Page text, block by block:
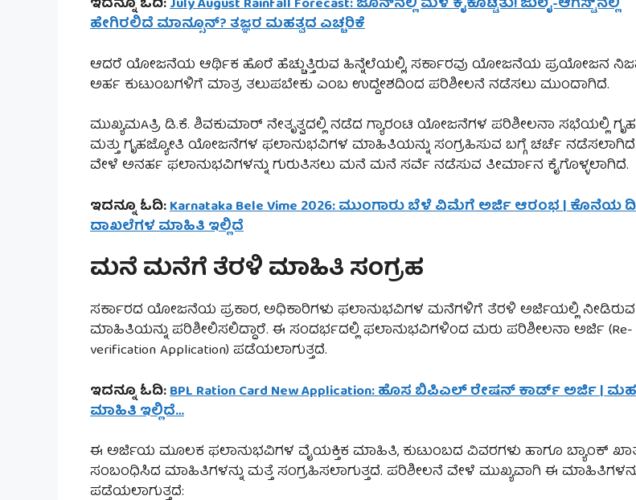
ಹೇಗಿರಲಿದೆ ಮಾನ್ಸೂನ್? ತಜ್ಞರ ಮಹತ್ವದ ಎಚ್ಚರಿಕೆ
ಆದರೆ ಯೋಜನೆಯ ಆರ್ಥಿಕ ಹೊರೆ ಹೆಚ್ಚುತ್ತಿರುವ ಹಿನ್ನೆಲೆಯಲ್ಲಿ, ಸರ್ಕಾರವು ಯೋಜನೆಯ ಪ್ರಯೋಜನ
ಅರ್ಹ ಕುಟುಂಬಗಳಿಗೆ ಮಾತ್ರ ತಲುಪಬೇಕು ಎಂಬ ಉದ್ದೇಶದಿಂದ ಪರಿಶೀಲನೆ ನಡೆಸಲು ಮುಂದಾಗಿದೆ.
ಮುಖ್ಯಮAತ್ರಿ ಡಿ.ಕೆ. ಶಿವಕುಮಾರ್ ನೇತೃತ್ವದಲ್ಲಿ ನಡೆದ ಗ್ಯಾರಂಟಿ ಯೋಜನೆಗಳ ಪರಿಶೀಲನಾ ಸಭೆಯಲ್ಲಿ
ಮತ್ತು ಗೃಹಜ್ಯೋತಿ ಯೋಜನೆಗಳ ಫಲಾನುಭವಿಗಳ ಮಾಹಿತಿಯನ್ನು ಸಂಗ್ರಹಿಸುವ ಬಗ್ಗೆ ಚರ್ಚೆ
ವೇಳೆ ಅನರ್ಹ ಫಲಾನುಭವಿಗಳನ್ನು ಗುರುತಿಸಲು ಮನೆ ಮನೆ ಸರ್ವೆ ನಡೆಸುವ ತೀರ್ಮಾನ ಕೈಗೊಳ್ಳಲಾಗಿದೆ.
ಇದನ್ನೂ ಓದಿ:Karnataka Bele Vime 2026: ಮುಂಗಾರು ಬೆಳೆ ವಿಮೆಗೆ ಅರ್ಜಿ ಆರಂಭ | ಕೊನೆಯ
ದಾಖಲೆಗಳ ಮಾಹಿತಿ ಇಲ್ಲಿದೆ
ಮನೆ ಮನೆಗೆ ತೆರಳಿ ಮಾಹಿತಿ ಸಂಗ್ರಹ
ಸರ್ಕಾರದ ಯೋಜನೆಯ ಪ್ರಕಾರ, ಅಧಿಕಾರಿಗಳು ಫಲಾನುಭವಿಗಳ ಮನೆಗಳಿಗೆ ತೆರಳಿ ಅರ್ಜಿಯಲ್ಲಿ ನೀಡಿರುವ
ಮಾಹಿತಿಯನ್ನು ಪರಿಶೀಲಿಸಲಿದ್ದಾರೆ. ಈ ಸಂದರ್ಭದಲ್ಲಿ ಫಲಾನುಭವಿಗಳಿಂದ ಮರು ಪರಿಶೀಲನಾ ಅರ್ಜಿ (Re-
verification Application) ಪಡೆಯಲಾಗುತ್ತದೆ.
ಇದನ್ನೂ ಓದಿ:BPL Ration Card New Application: ಹೊಸ ಬಿಪಿಎಲ್ ರೇಷನ್ ಕಾರ್ಡ್ ಅರ್ಜಿ |
ಮಾಹಿತಿ ಇಲ್ಲಿದೆ…
ಈ ಅರ್ಜಿಯ ಮೂಲಕ ಫಲಾನುಭವಿಗಳ ವೈಯಕ್ತಿಕ ಮಾಹಿತಿ, ಕುಟುಂಬದ ವಿವರಗಳು ಹಾಗೂ ಬ್ಯಾಂಕ್
ಸಂಬಂಧಿಸಿದ ಮಾಹಿತಿಗಳನ್ನು ಮತ್ತೆ ಸಂಗ್ರಹಿಸಲಾಗುತ್ತದೆ. ಪರಿಶೀಲನೆ ವೇಳೆ ಮುಖ್ಯವಾಗಿ ಈ
ಪಡೆಯಲಾಗುತ್ತದೆ: